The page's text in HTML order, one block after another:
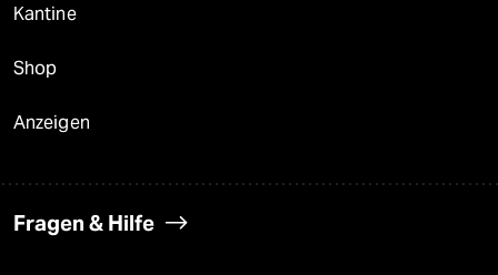
Kantine
Shop
Anzeigen
Fragen & Hilfe